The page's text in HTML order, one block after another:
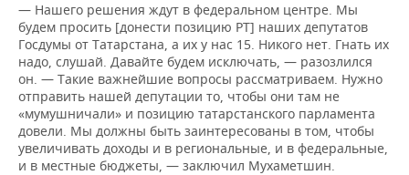
— Нашего решения ждут в федеральном центре. Мы
будем просить [донести позицию РТ] наших депутатов
Госдумы от Татарстана, а их у нас 15. Никого нет. Гнать их
надо, слушай. Давайте будем исключать, — разозлился
он. — Такие важнейшие вопросы рассматриваем. Нужно
отправить нашей депутации то, чтобы они там не
«мумушничали» и позицию татарстанского парламента
довели. Мы должны быть заинтересованы в том, чтобы
увеличивать доходы и в региональные, и в федеральные,
и в местные бюджеты, — заключил Мухаметшин.